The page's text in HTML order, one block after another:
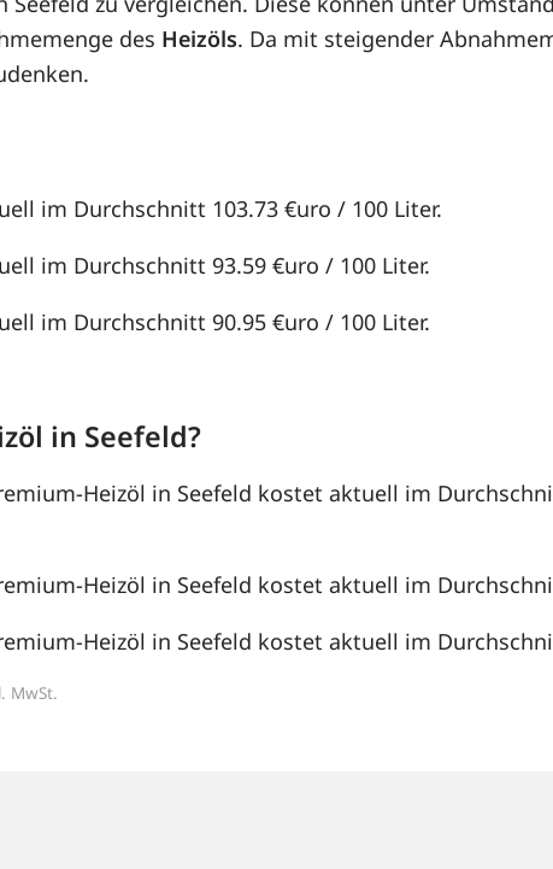
des Heizöls. Da mit steigender
im Durchschnitt 103.73 €uro / 100 Liter.
im Durchschnitt 93.59 €uro / 100 Liter.
im Durchschnitt 90.95 €uro / 100 Liter.
in Seefeld?
Heizöl in Seefeld kostet aktuell im
Heizöl in Seefeld kostet aktuell im
Heizöl in Seefeld kostet aktuell im
MwSt.